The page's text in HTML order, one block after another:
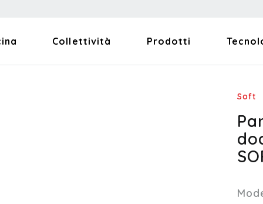
Collettività Prodotti
Soft